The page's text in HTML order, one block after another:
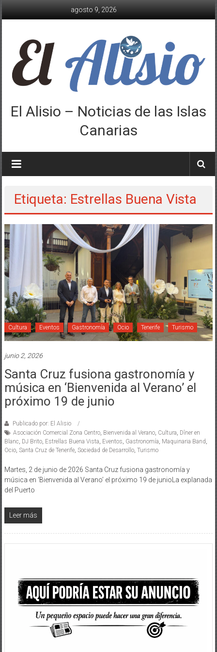
agosto 9, 2026
El Alisio – Noticias de las Islas
Canarias
Etiqueta: Estrellas Buena Vista
Cultura Eventos Gastronomía Ocio Tenerife Turismo
junio 2, 2026
Santa Cruz fusiona gastronomía y
música en ‘Bienvenida al Verano’ el
próximo 19 de junio
Publicado por: El Alisio
Asociación Comercial Zona Centro, Bienvenida al Verano, Cultura Dîner en
Blanc DJ Brito, Estrellas Buena Vista Eventos Gastronomía Maquinaria Band
Ocio, Santa Cruz de Tenerife, Sociedad de Desarrollo, Turismo
Martes, 2 de junio de 2026 Santa Cruz fusiona gastronomía y
música en ‘Bienvenida al Verano’ el próximo 19 de junioLa explanada
del Puerto
Leer más